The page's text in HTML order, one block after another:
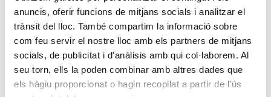
anuncis, oferir funcions de mitjans socials i analitzar el
trànsit del lloc. També compartim la informació sobre
com feu servir el nostre lloc amb els partners de mitjans
socials, de publicitat i d'anàlisis amb qui col·laborem. Al
seu torn, ells la poden combinar amb altres dades que
els hàgiu proporcionat o hagin recopilat a partir de l'ús
ENTITATS AMB COR· 30/09/2015
Ramon Molinas